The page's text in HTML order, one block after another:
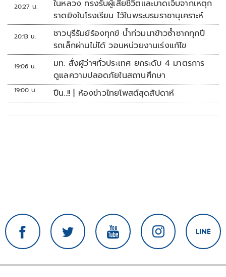
20:27 น.
ในหลวง ทรงรับผู้เสียชีวิตและบาดเจ็บจากเหตุก
ราดยิงในโรงเรียน ไว้ในพระบรมราชานุเคราะห์
20:13 น.
ชาวบุรีรัมย์ร้องทุกข์ น้ำท่วมนาข้าวซ้ำซากทุกปี
รถเล็กผ่านไม่ได้ วอนหน่วยงานเร่งแก้ไข
19:06 น.
มท. สั่งผู้ว่าฯทั่วประเทศ ยกระดับ 4 มาตรการ
ดูแลความปลอดภัยในสถานศึกษา
19:00 น. ปืน..!! | ห้องข่าวไทยโพสต์สุดสัปดาห์